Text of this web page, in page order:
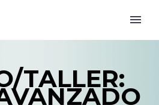
TALLER: